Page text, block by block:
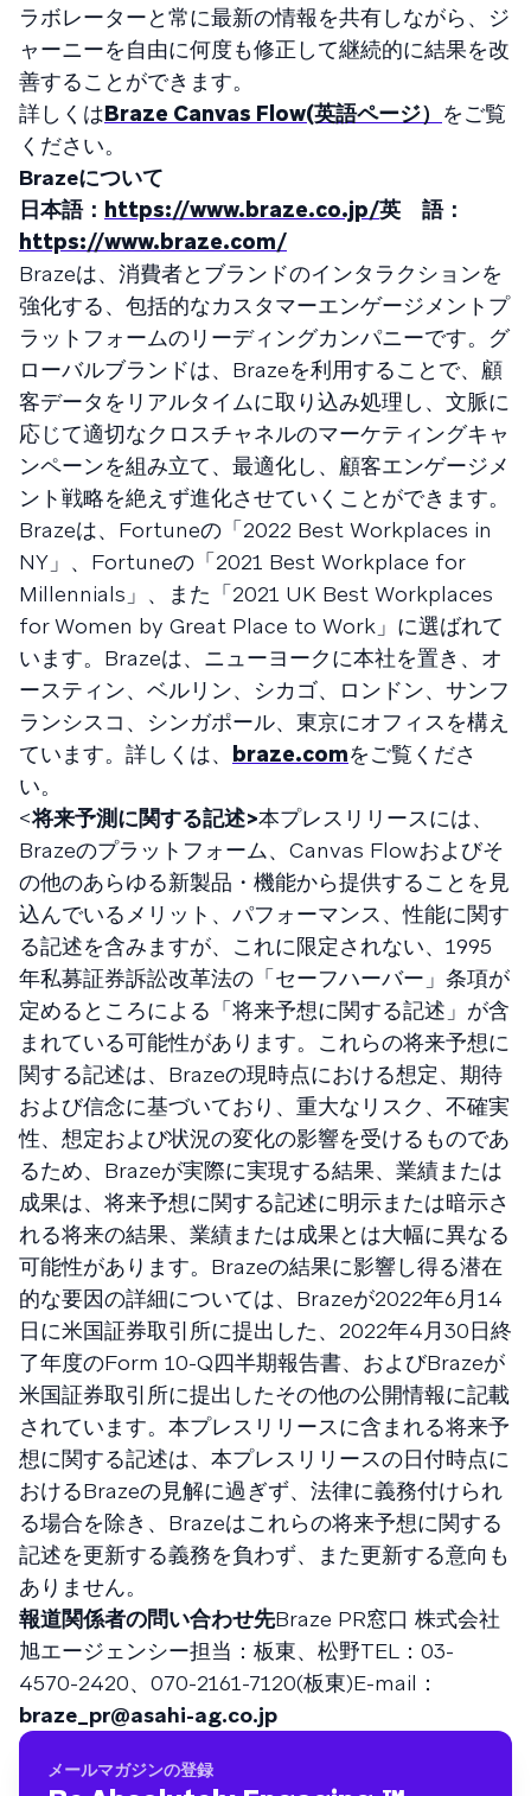
ラボレーターと常に最新の情報を共有しながら、ジ
ャーニーを自由に何度も修正して継続的に結果を改
善することができます。
詳しくはBraze Canvas Flow(英語ページ） をご覧
ください。
Brazeについて
日本語： https://www.braze.co.jp/英 語：
https://www.braze.com/
Brazeは、消費者とブランドのインタラクションを
強化する、包括的なカスタマーエンゲージメントプ
ラットフォームのリーディングカンパニーです。グ
ローバルブランドは、Brazeを利用することで、顧
客データをリアルタイムに取り込み処理し、文脈に
応じて適切なクロスチャネルのマーケティングキャ
ンペーンを組み立て、最適化し、顧客エンゲージメ
ント戦略を絶えず進化させていくことができます。
Brazeは、Fortuneの「2022 Best Workplaces in
NY」、Fortuneの「2021 Best Workplace for
Millennials」、また「2021 UK Best Workplaces
for Women by Great Place to Work」に選ばれて
います。Brazeは、ニューヨークに本社を置き、オ
ースティン、ベルリン、シカゴ、ロンドン、サンフ
ランシスコ、シンガポール、東京にオフィスを構え
ています。詳しくは、 braze.comをご覧くださ
い。
<将来予測に関する記述>本プレスリリースには、
Brazeのプラットフォーム、Canvas Flowおよびそ
の他のあらゆる新製品・機能から提供することを見
込んでいるメリット、パフォーマンス、性能に関す
る記述を含みますが、これに限定されない、1995
年私募証券訴訟改革法の「セーフハーバー」条項が
定めるところによる「将来予想に関する記述」が含
まれている可能性があります。これらの将来予想に
関する記述は、Brazeの現時点における想定、期待
および信念に基づいており、重大なリスク、不確実
性、想定および状況の変化の影響を受けるものであ
るため、Brazeが実際に実現する結果、業績または
成果は、将来予想に関する記述に明示または暗示さ
れる将来の結果、業績または成果とは大幅に異なる
可能性があります。Brazeの結果に影響し得る潜在
的な要因の詳細については、Brazeが2022年6月14
日に米国証券取引所に提出した、2022年4月30日終
了年度のForm 10-Q四半期報告書、およびBrazeが
米国証券取引所に提出したその他の公開情報に記載
されています。本プレスリリースに含まれる将来予
想に関する記述は、本プレスリリースの日付時点に
おけるBrazeの見解に過ぎず、法律に義務付けられ
る場合を除き、Brazeはこれらの将来予想に関する
記述を更新する義務を負わず、また更新する意向も
ありません。
報道関係者の問い合わせ先Braze PR窓口 株式会社
旭エージェンシー担当：板東、松野TEL：03-
4570-2420、070-2161-7120(板東)E-mail：
braze_pr@asahi-ag.co.jp
メールマガジンの登録